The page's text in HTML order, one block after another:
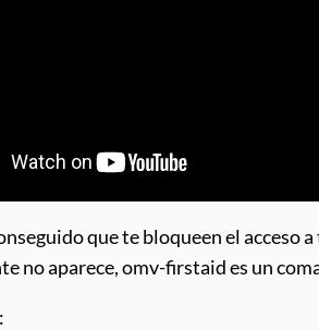
que te bloqueen el
no aparece, omv-firstaid es un